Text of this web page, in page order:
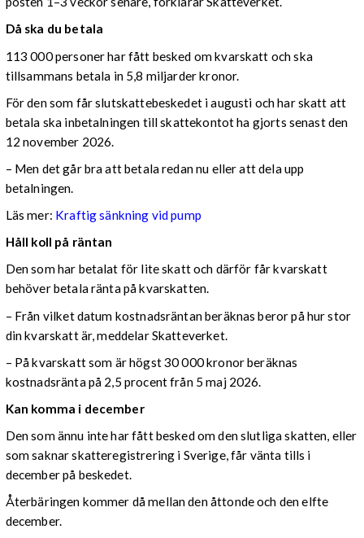
Då ska du betala
113 000 personer har fått besked om kvarskatt och ska
tillsammans betala in 5,8 miljarder kronor.
För den som får slutskattebeskedet i augusti och har skatt att
betala ska inbetalningen till skattekontot ha gjorts senast den
12 november 2026.
– Men det går bra att betala redan nu eller att dela upp
betalningen.
Läs mer: Kraftig sänkning vid pump
Håll koll på räntan
Den som har betalat för lite skatt och därför får kvarskatt
behöver betala ränta på kvarskatten.
– Från vilket datum kostnadsräntan beräknas beror på hur stor
din kvarskatt är, meddelar Skatteverket.
– På kvarskatt som är högst 30 000 kronor beräknas
kostnadsränta på 2,5 procent från 5 maj 2026.
Kan komma i december
Den som ännu inte har fått besked om den slutliga skatten, eller
som saknar skatteregistrering i Sverige, får vänta tills i
december på beskedet.
Återbäringen kommer då mellan den åttonde och den elfte
december.